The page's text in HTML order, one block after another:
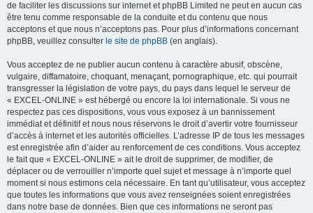
de faciliter les discussions sur internet et phpBB Limited ne peut en aucun cas
être tenu comme responsable de la conduite et du contenu que nous
acceptons et que nous n’acceptons pas. Pour plus d’informations concernant
phpBB, veuillez consulter le site de phpBB (en anglais).
Vous acceptez de ne publier aucun contenu à caractère abusif, obscène,
vulgaire, diffamatoire, choquant, menaçant, pornographique, etc. qui pourrait
transgresser la législation de votre pays, du pays dans lequel le serveur de
« EXCEL-ONLINE » est hébergé ou encore la loi internationale. Si vous ne
respectez pas ces dispositions, vous vous exposez à un bannissement
immédiat et définitif et nous nous réservons le droit d’avertir votre fournisseur
d’accès à internet et les autorités officielles. L’adresse IP de tous les messages
est enregistrée afin d’aider au renforcement de ces conditions. Vous acceptez
le fait que « EXCEL-ONLINE » ait le droit de supprimer, de modifier, de
déplacer ou de verrouiller n’importe quel sujet et message à n’importe quel
moment si nous estimons cela nécessaire. En tant qu’utilisateur, vous acceptez
que toutes les informations que vous avez renseignées soient enregistrées
dans notre base de données. Bien que ces informations ne seront pas